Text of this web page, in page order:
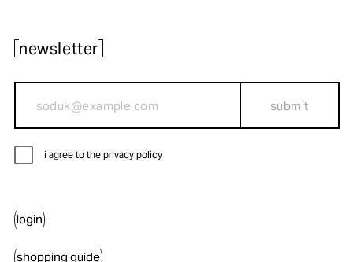
login
shopping guide
newsletter
submit
i agree to the privacy policy